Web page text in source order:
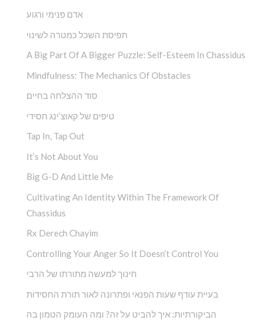
אדם פנימי ורגוע
תפיסת השכל כמטרה לשינוי
A Big Part Of A Bigger Puzzle: Self-Esteem In Chassidus
Mindfulness: The Mechanics Of Obstacles
סוד ההצלחה בחיים
טיפים של קאוצ’ינג חסידי
Tap In, Tap Out
It’s Not About You
Big G-D And Little Me
Cultivating An Identity Within The Framework Of
Chassidus
Rx Derech Chayim
Controlling Your Anger So It Doesn’t Control You
חינוך למעשה מתורתו של הרבי
בעיית עודף שעות הפנאי ופתרונה לאור תורת החסידות
הביקורתיות: איך להביט על זה? ומה העומק הטמון בה